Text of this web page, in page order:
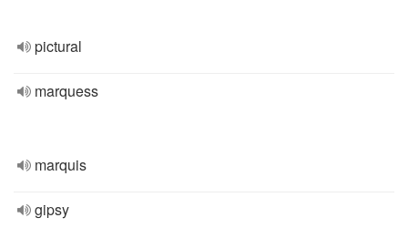
pictural
marquess
marquis
gipsy